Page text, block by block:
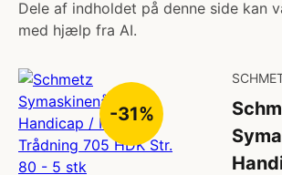
Dele af indholdet på denne side kan
med hjælp fra AI.
-31%